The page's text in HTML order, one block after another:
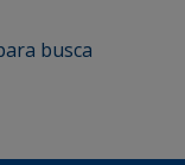
busca